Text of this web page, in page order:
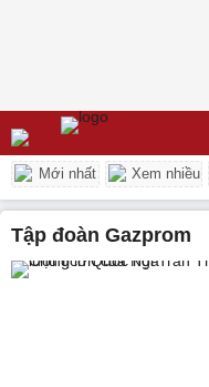
Mới nhất Xem nhiều
Tập đoàn Gazprom